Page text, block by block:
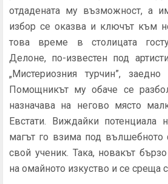
отдадената му възможност, а
избор се оказва и ключът към
това време в столицата
Делоне, по-известен под
„Мистериозния турчин”,
Помощникът му обаче се
назначава на негово място
Евстати. Виждайки потенциала
магът го взима под вълшебното
свой ученик. Така, новакът
на омайното изкуство и се среща